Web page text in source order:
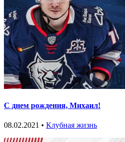
С днем рождения, Михаил!
08.02.2021 • Клубная жизнь